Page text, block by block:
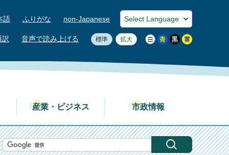
語 ふりがな non-Japanese
訳 音声で読み上げる 標準 拡大
産業・ビジネス 市政情報